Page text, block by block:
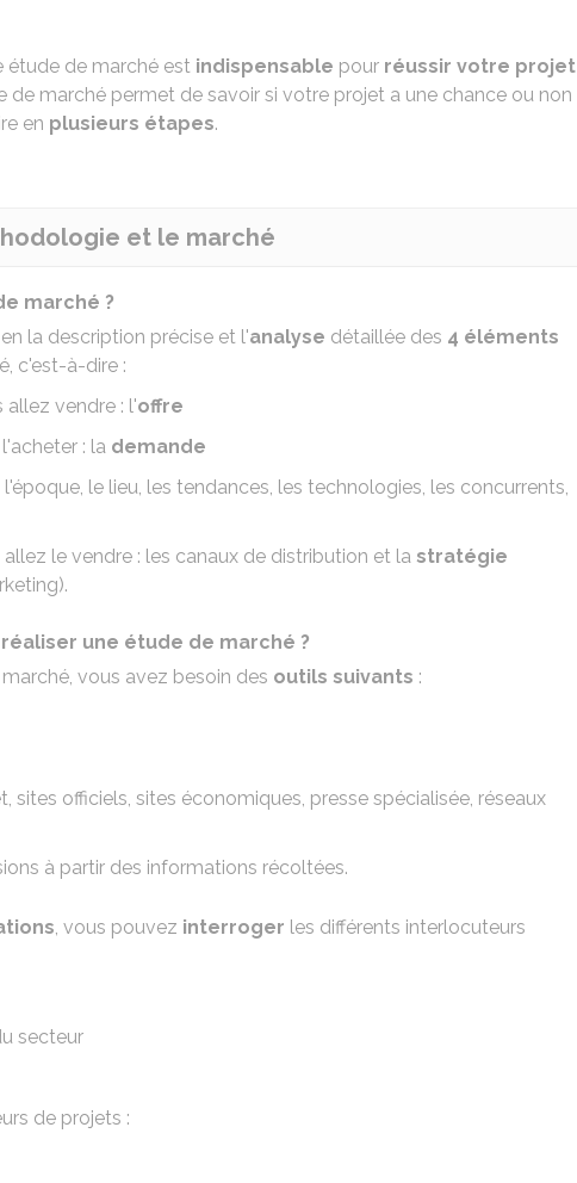
étude de marché est indispensable pour réussir votre projet
de marché permet de savoir si votre projet a une chance ou non
en plusieurs étapes.
et le marché
marché ?
la description précise et l'analyse détaillée des 4 éléments
c'est-à-dire :
vendre : l'offre
: la demande
l'époque, le lieu, les tendances, les technologies, les concurrents,
le vendre : les canaux de distribution et la stratégie
une étude de marché ?
vous avez besoin des outils suivants :
sites officiels, sites économiques, presse spécialisée, réseaux
à partir des informations récoltées.
, vous pouvez interroger les différents interlocuteurs
secteur
de projets :